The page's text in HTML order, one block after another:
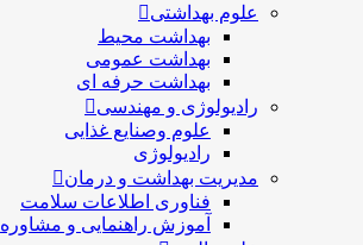
علوم بهداشتی
بهداشت محیط
بهداشت عمومی
بهداشت حرفه ای
رادیولوژی و مهندسی
علوم وصنایع غذایی
رادیولوژی
مدیریت بهداشت و درمان
فناوری اطلاعات سلامت
آموزش راهنمایی و مشاوره